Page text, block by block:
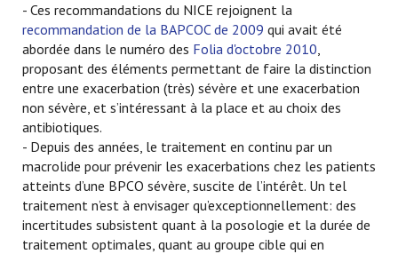
- Ces recommandations du NICE rejoignent la
recommandation de la BAPCOC de 2009 qui avait été
abordée dans le numéro des Folia d'octobre 2010,
proposant des éléments permettant de faire la distinction
entre une exacerbation (très) sévère et une exacerbation
non sévère, et s’intéressant à la place et au choix des
antibiotiques.
- Depuis des années, le traitement en continu par un
macrolide pour prévenir les exacerbations chez les patients
atteints d’une BPCO sévère, suscite de l’intérêt. Un tel
traitement n’est à envisager qu’exceptionnellement: des
incertitudes subsistent quant à la posologie et la durée de
traitement optimales, quant au groupe cible qui en